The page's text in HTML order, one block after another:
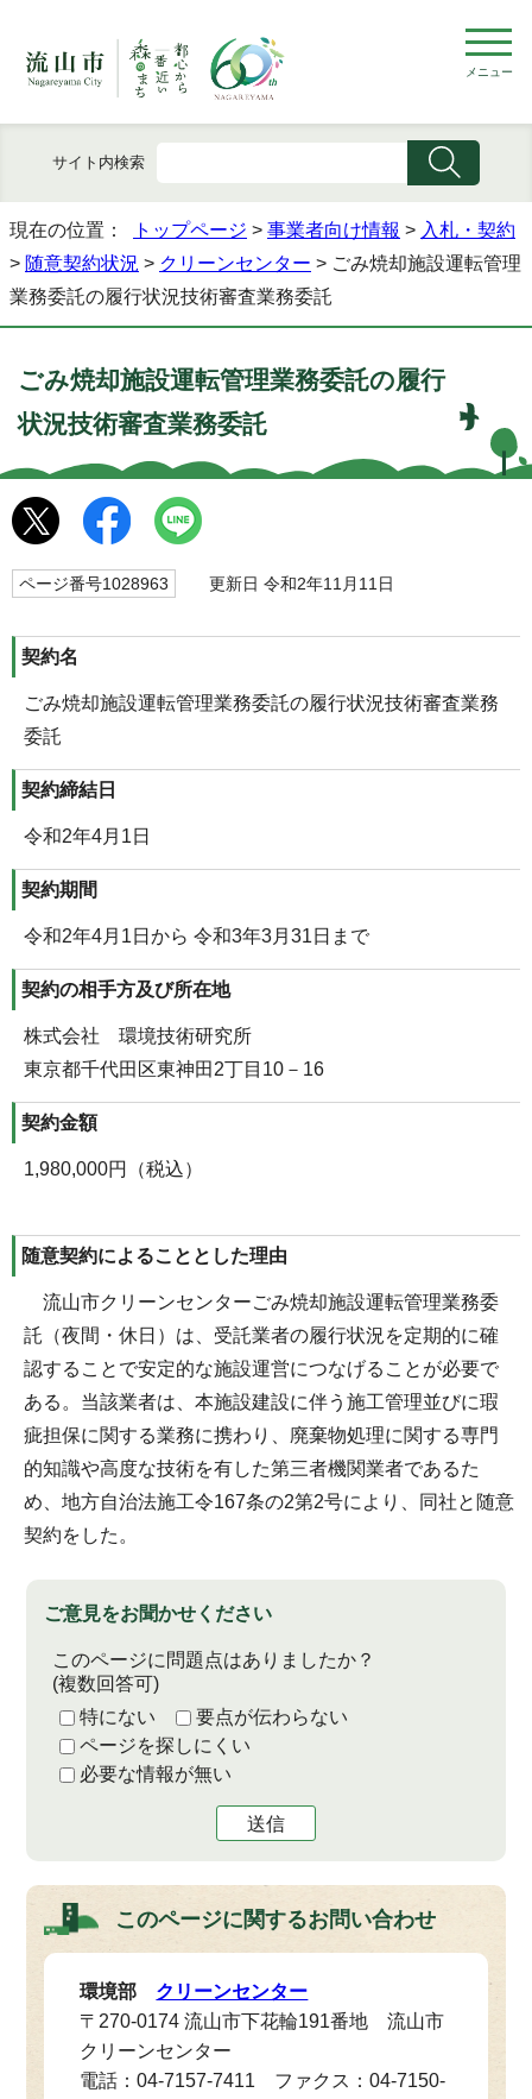
メニュー
サイト内検索
現在の位置： トップページ > 事業者向け情報 > 入札・契約
> 随意契約状況 > クリーンセンター > ごみ焼却施設運転管理
業務委託の履行状況技術審査業務委託
ごみ焼却施設運転管理業務委託の履行
状況技術審査業務委託
ページ番号1028963 更新日 令和2年11月11日
契約名
ごみ焼却施設運転管理業務委託の履行状況技術審査業務
委託
契約締結日
令和2年4月1日
契約期間
令和2年4月1日から 令和3年3月31日まで
契約の相手方及び所在地
株式会社 環境技術研究所
東京都千代田区東神田2丁目10－16
契約金額
1,980,000円（税込）
随意契約によることとした理由
流山市クリーンセンターごみ焼却施設運転管理業務委
託（夜間・休日）は、受託業者の履行状況を定期的に確
認することで安定的な施設運営につなげることが必要で
ある。当該業者は、本施設建設に伴う施工管理並びに瑕
疵担保に関する業務に携わり、廃棄物処理に関する専門
的知識や高度な技術を有した第三者機関業者であるた
め、地方自治法施工令167条の2第2号により、同社と随意
契約をした。
ご意見をお聞かせください
このページに問題点はありましたか？
(複数回答可)
特にない
要点が伝わらない
ページを探しにくい
必要な情報が無い
送信
このページに関するお問い合わせ
環境部 クリーンセンター
〒270-0174 流山市下花輪191番地 流山市
クリーンセンター
電話：04-7157-7411 ファクス：04-7150-